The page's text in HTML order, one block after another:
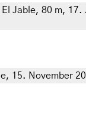
Jable, 80 m, 17.
15. November